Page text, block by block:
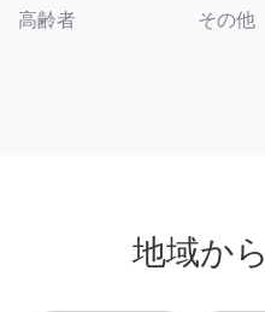
高齢者 その他
地域か